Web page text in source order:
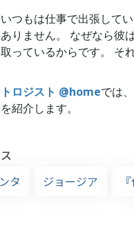
つもは仕事で出張して
りません。 なぜなら彼は
っているからです。 そ
ロジスト @homeでは
紹介します。
タ
ジョージア